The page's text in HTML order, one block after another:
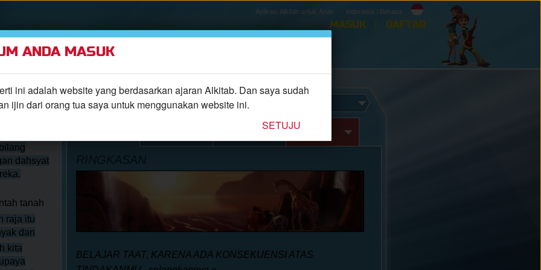
Indonesia / Bahasa
Aplikasi Alkitab untuk Anak
MASUK DAFTAR
TEMUKAN EPISODE
ANDA MASUK
ini adalah website yang berdasarkan ajaran Alkitab. Dan saya sudah
ijin dari orang tua saya untuk menggunakan website ini.
SETUJU